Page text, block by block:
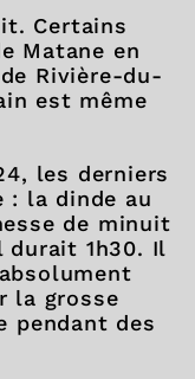
Certains
Matane en
Rivière-du-
est même
les derniers
: la dinde au
de minuit
durait 1h30. Il
la grosse
pendant des